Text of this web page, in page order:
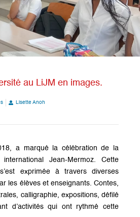
au LiJM en images.
Lisette Anoh
a marqué la célébration de la
Jean-Mermoz. Cette
exprimée à travers diverses
les élèves et enseignants. Contes,
calligraphie, expositions, défilé
d’activités qui ont rythmé cette